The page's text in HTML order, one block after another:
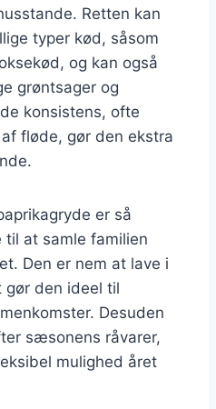
Retten kan
typer kød, såsom
og kan også
grøntsager og
konsistens, ofte
fløde, gør den ekstra
er så
at samle familien
Den er nem at lave i
gør den ideel til
Desuden
sæsonens råvarer,
mulighed året